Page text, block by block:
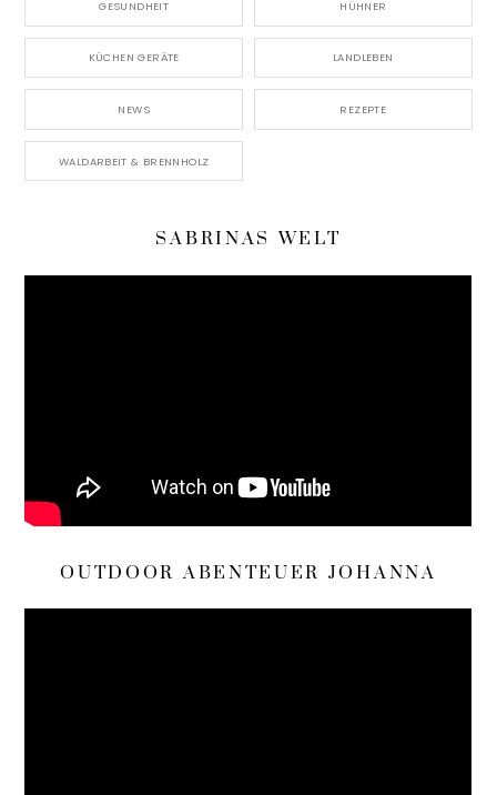
GESUNDHEIT HÜHNER
KÜCHEN GERÄTE LANDLEBEN
NEWS REZEPTE
WALDARBEIT & BRENNHOLZ
SABRINAS WELT
OUTDOOR ABENTEUER JOHANNA